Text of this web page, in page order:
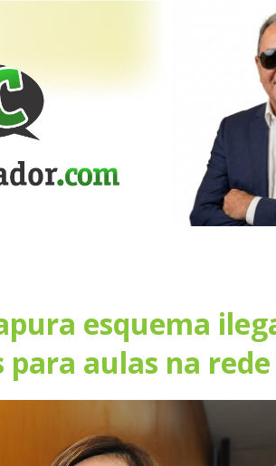
esquema
para aulas na